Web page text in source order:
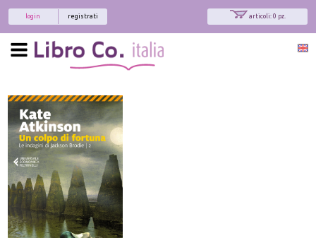
articoli: 0 pz.
registrati
login